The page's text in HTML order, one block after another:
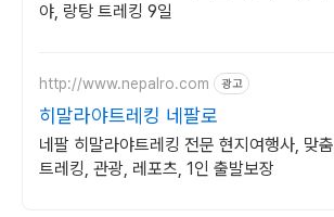
야, 랑탕 트레킹 9일
http://www.nepalro.com 광고
히말라야트레킹 네팔로
네팔 히말라야트레킹 전문 현지여행사, 맞춤
트레킹, 관광, 레포츠, 1인 출발보장